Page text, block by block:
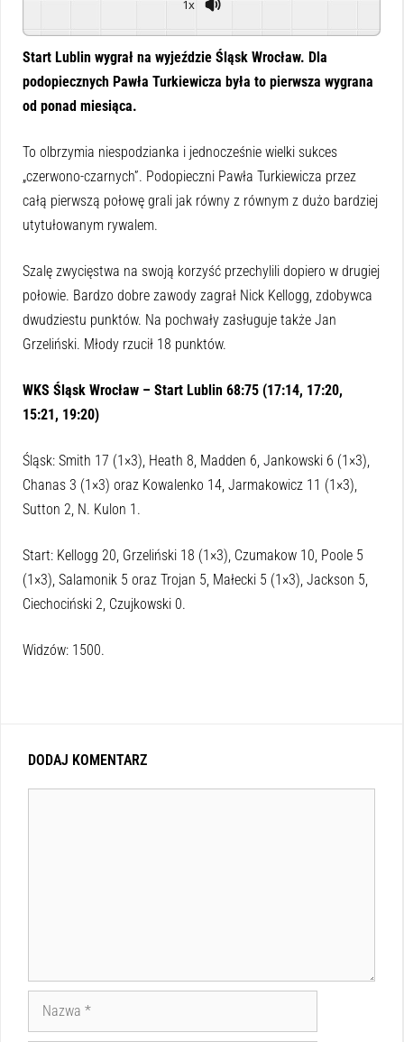
1x
Start Lublin wygrał na wyjeździe Śląsk Wrocław. Dla
podopiecznych Pawła Turkiewicza była to pierwsza wygrana
od ponad miesiąca.
To olbrzymia niespodzianka i jednocześnie wielki sukces
„czerwono-czarnych”. Podopieczni Pawła Turkiewicza przez
całą pierwszą połowę grali jak równy z równym z dużo bardziej
utytułowanym rywalem.
Szalę zwycięstwa na swoją korzyść przechylili dopiero w drugiej
połowie. Bardzo dobre zawody zagrał Nick Kellogg, zdobywca
dwudziestu punktów. Na pochwały zasługuje także Jan
Grzeliński. Młody rzucił 18 punktów.
WKS Śląsk Wrocław – Start Lublin 68:75 (17:14, 17:20,
15:21, 19:20)
Śląsk: Smith 17 (1×3), Heath 8, Madden 6, Jankowski 6 (1×3),
Chanas 3 (1×3) oraz Kowalenko 14, Jarmakowicz 11 (1×3),
Sutton 2, N. Kulon 1.
Start: Kellogg 20, Grzeliński 18 (1×3), Czumakow 10, Poole 5
(1×3), Salamonik 5 oraz Trojan 5, Małecki 5 (1×3), Jackson 5,
Ciechociński 2, Czujkowski 0.
Widzów: 1500.
DODAJ KOMENTARZ